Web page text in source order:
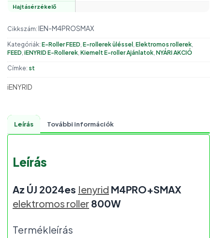
Hajtásérzékelő
Cikkszám: IEN-M4PROSMAX
Kategóriák: E-Roller FEED, E-rollerek üléssel , Elektromos rollerek,
FEED, iENYRID E-Rollerek, Kiemelt E-roller Ajánlatok, NYÁRI AKCIÓ
Címke: st
iENYRID
Leírás További információk
Leírás
Az ÚJ 2024es Ienyrid M4PRO+SMAX
elektromos roller 800W
Termékleírás